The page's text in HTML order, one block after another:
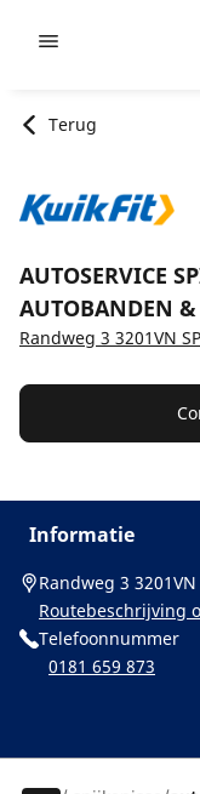
Terug
AUTOSERVICE
AUTOBANDEN
Randweg 3 3201VN
Informatie
Randweg 3 3201VN
Routebeschrijving
Telefoonnummer
0181 659 873